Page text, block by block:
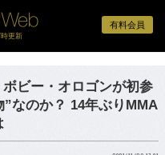
有料会員
更新
ボビー・オロゴンが初参
なのか？ 14年ぶりMMA